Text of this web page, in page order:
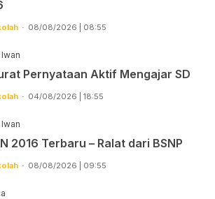
08/08/2026 | 08:55
Pernyataan Aktif Mengajar SD
04/08/2026 | 18:55
2016 Terbaru – Ralat dari BSNP
08/08/2026 | 09:55